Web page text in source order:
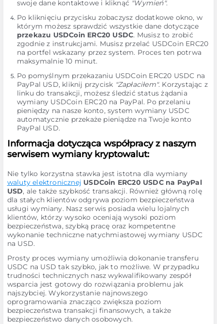
swoje dane kontaktowe i kliknąć "Wymień".
Po kliknięciu przycisku zobaczysz dodatkowe okno, w
którym możesz sprawdzić wszystkie dane dotyczące
przekazu USDCoin ERC20 USDC. Musisz to zrobić
zgodnie z instrukcjami. Musisz przelać USDCoin ERC20
na portfel wskazany przez system. Proces ten potrwa
maksymalnie 10 minut.
Po pomyślnym przekazaniu USDCoin ERC20 USDC na
PayPal USD, kliknij przycisk "Zapłaciłem". Korzystając z
linku do transakcji, możesz śledzić status żądania
wymiany USDCoin ERC20 na PayPal. Po przelaniu
pieniędzy na nasze konto, system wymiany USDC
automatycznie przekaże pieniądze na Twoje konto
PayPal USD.
Informacja dotycząca współpracy z naszym
serwisem wymiany kryptowalut:
Nie tylko korzystna stawka jest istotna dla wymiany
waluty elektronicznej USDCoin ERC20 USDC na PayPal
USD, ale także szybkość transakcji. Również główną rolę
dla stałych klientów odgrywa poziom bezpieczeństwa
usługi wymiany. Nasz serwis posiada wielu lojalnych
klientów, którzy wysoko oceniają wysoki poziom
bezpieczeństwa, szybką pracę oraz kompetentne
wykonanie techniczne natychmiastowej wymiany USDC
na USD.
Prosty proces wymiany umożliwia dokonanie transferu
USDC na USD tak szybko, jak to możliwe. W przypadku
trudności technicznych nasz wykwalifikowany zespół
wsparcia jest gotowy do rozwiązania problemu jak
najszybciej. Wykorzystanie najnowszego
oprogramowania znacząco zwiększa poziom
bezpieczeństwa transakcji finansowych, a także
bezpieczeństwo danych osobowych.